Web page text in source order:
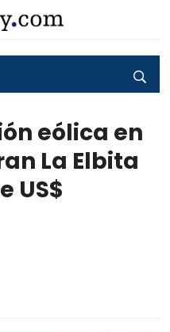
eólica en
La Elbita
US$